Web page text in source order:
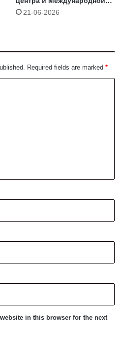
академии журналистики
21-06-2026
Required fields are marked *
in this browser for the next